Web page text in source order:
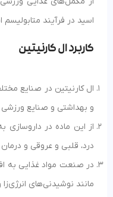
اسید در فرآیند
کاربرد ال کارنیتین
ال کارنیتین در صنایع
و بهداشتی و صنایع ورزشی
از این ماده در داروسازی
درد، قلبی و عروقی و
در صنعت مواد غذایی به
مانند نوشیدنی‌های